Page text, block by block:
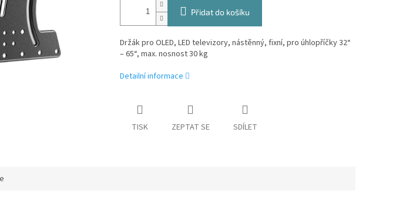
Přidat do košíku
Držák pro OLED, LED televizory, nástěnný, fixní, pro úhlopříčky 32“
– 65“, max. nosnost 30 kg
Detailní informace
TISK ZEPTAT SE SDÍLET